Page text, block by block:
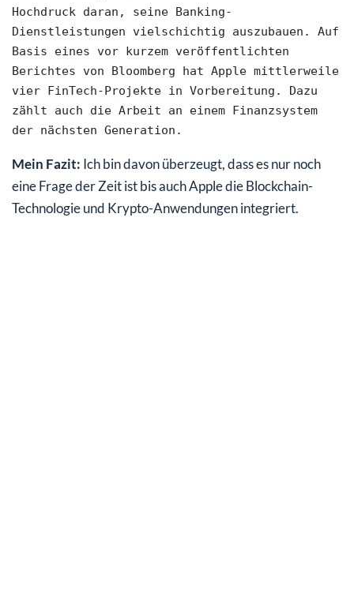
Hochdruck daran, seine Banking-
Dienstleistungen vielschichtig auszubauen. Auf
Basis eines vor kurzem veröffentlichten
Berichtes von Bloomberg hat Apple mittlerweile
vier FinTech-Projekte in Vorbereitung. Dazu
zählt auch die Arbeit an einem Finanzsystem
der nächsten Generation.
Mein Fazit: Ich bin davon überzeugt, dass es nur noch
eine Frage der Zeit ist bis auch Apple die Blockchain-
Technologie und Krypto-Anwendungen integriert.